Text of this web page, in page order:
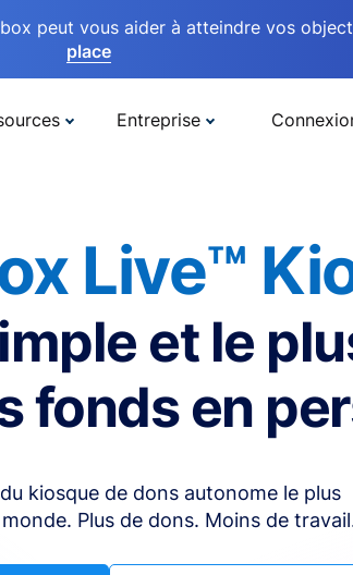
peut vous aider à atteindre vos
place
Entreprise
Live™
et le
fonds en
kiosque de dons autonome le plus
Plus de dons. Moins de